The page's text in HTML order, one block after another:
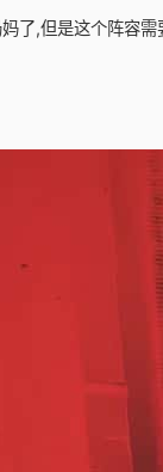
了,但是这个阵容